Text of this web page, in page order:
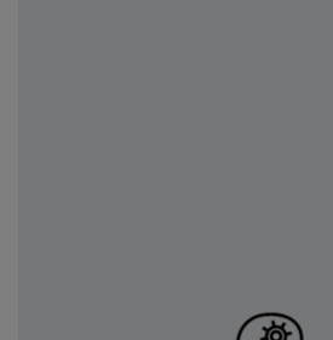
známy vopred, čo